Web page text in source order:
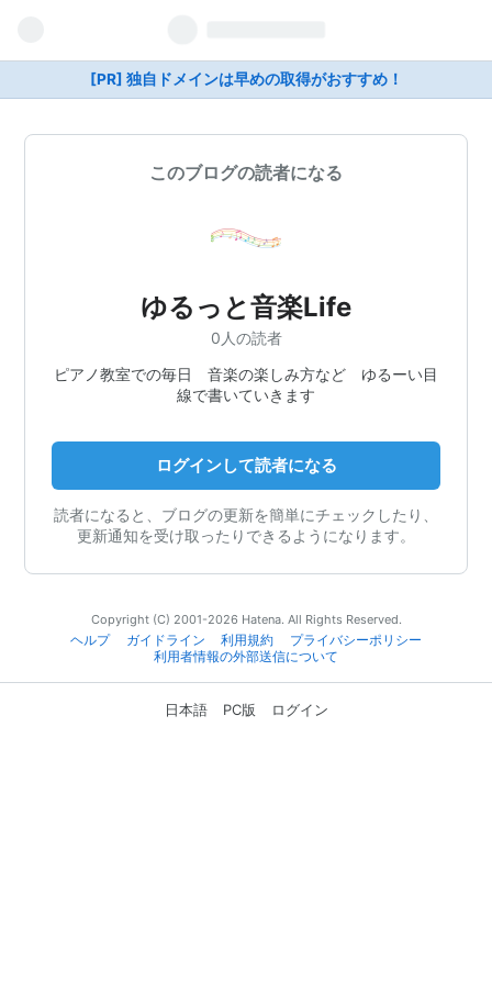
[PR] 独自ドメインは早めの取得がおすすめ！
このブログの読者になる
ゆるっと音楽Life
0人の読者
ピアノ教室での毎日 音楽の楽しみ方など ゆるーい目
線で書いていきます
ログインして読者になる
読者になると、ブログの更新を簡単にチェックしたり、
更新通知を受け取ったりできるようになります。
Copyright (C) 2001-2026 Hatena. All Rights Reserved.
ヘルプ
ガイドライン 利用規約
プライバシーポリシー
利用者情報の外部送信について
日本語 PC版 ログイン